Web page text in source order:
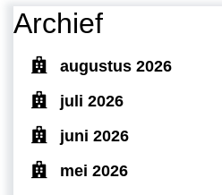
Archief
augustus 2026
juli 2026
juni 2026
mei 2026